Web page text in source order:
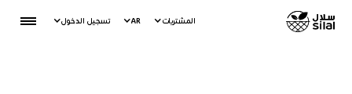
المشتريات AR تسجيل الدخول